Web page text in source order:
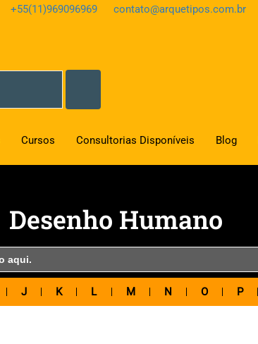
+55(11)969096969
contato@arquetipos.com.br
Cursos Consultorias Disponíveis Blog
Desenho Humano
J K L M N O P